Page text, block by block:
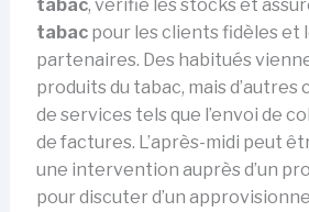
tabac, vérifie les stocks et
tabacpour les clients fidèles et
partenaires. Des habitués
produits du tabac, mais
de services tels que l’envoi de
de factures. L’après-midi peut
une intervention auprès d’un
pour discuter d’un